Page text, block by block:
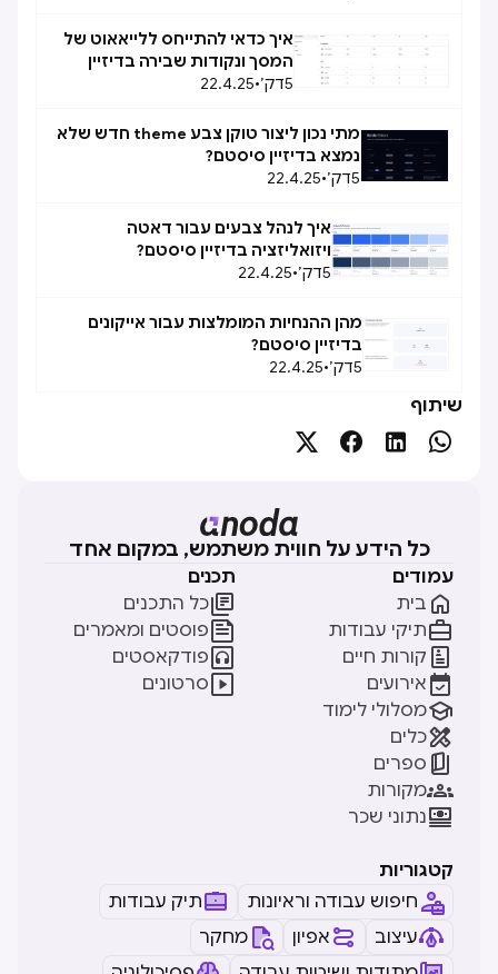
איך כדאי להתייחס ללייאאוט של
המסך ונקודות שבירה בדיזיין
סיסטם?
5דק׳•
22.4.25
מתי נכון ליצור טוקן צבע theme חדש שלא
נמצא בדיזיין סיסטם?
5דק׳•
22.4.25
איך לנהל צבעים עבור דאטה
ויזואליזציה בדיזיין סיסטם?
5דק׳•
22.4.25
מהן ההנחיות המומלצות עבור אייקונים
בדיזיין סיסטם?
5דק׳•
22.4.25
שיתוף




כל הידע על חווית משתמש, במקום אחד
עמודים
בית 
תיקי עבודות
קורות חיים 
אירועים 
מסלולי לימוד
כלים
ספרים 
מקורות
נתוני שכר
תכנים
כל התכנים
פוסטים ומאמרים
פודקאסטים
סרטונים
קטגוריות
חיפוש עבודה וראיונות
תיק עבודות
עיצוב
אפיון
מחקר